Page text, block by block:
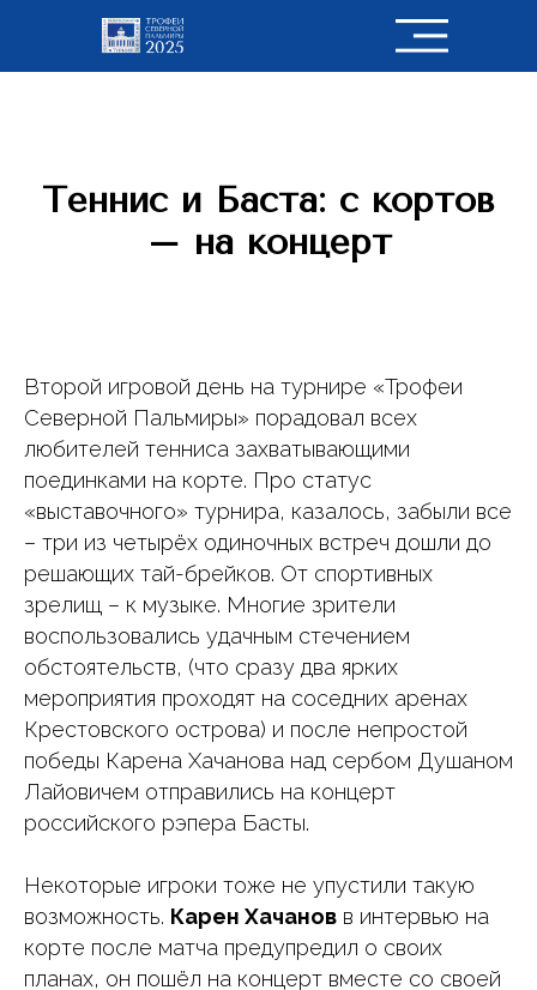
Теннис и Баста: c кортов
– на концерт
Второй игровой день на турнире «Трофеи
Северной Пальмиры» порадовал всех
любителей тенниса захватывающими
поединками на корте. Про статус
«выставочного» турнира, казалось, забыли все
– три из четырёх одиночных встреч дошли до
решающих тай-брейков. От спортивных
зрелищ – к музыке. Многие зрители
воспользовались удачным стечением
обстоятельств, (что сразу два ярких
мероприятия проходят на соседних аренах
Крестовского острова) и после непростой
победы Карена Хачанова над сербом Душаном
Лайовичем отправились на концерт
российского рэпера Басты.
Некоторые игроки тоже не упустили такую
возможность. Карен Хачанов в интервью на
корте после матча предупредил о своих
планах, он пошёл на концерт вместе со своей